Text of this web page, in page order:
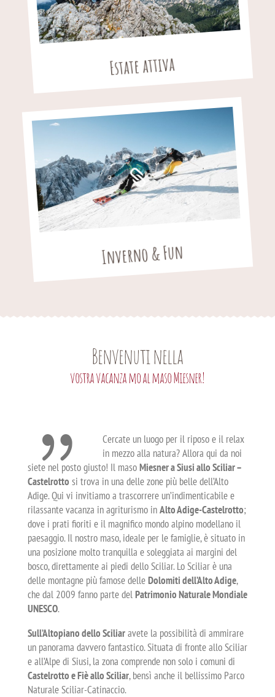
Estate attiva
Inverno & Fun
Benvenuti nella
vostra vacanza mo al maso Miesner!
Cercate un luogo per il riposo e il relax
in mezzo alla natura? Allora qui da noi
siete nel posto giusto! Il masoMiesner a Siusi allo Sciliar –
Castelrotto si trova in una delle zone più belle dell’Alto
Adige. Qui vi invitiamo a trascorrere un’indimenticabile e
rilassante vacanza in agriturismo inAlto Adige-Castelrotto;
dove i prati fioriti e il magnifico mondo alpino modellano il
paesaggio. Il nostro maso, ideale per le famiglie, è situato in
una posizione molto tranquilla e soleggiata ai margini del
bosco, direttamente ai piedi dello Sciliar. Lo Sciliar è una
delle montagne più famose delleDolomiti dell’Alto Adige,
che dal 2009 fanno parte delPatrimonio Naturale Mondiale
UNESCO.
Sull’Altopiano dello Sciliaravete la possibilità di ammirare
un panorama davvero fantastico. Situata di fronte allo Sciliar
e all’Alpe di Siusi, la zona comprende non solo i comuni di
Castelrotto e Fiè allo Sciliar, bensì anche il bellissimo Parco
Naturale Sciliar-Catinaccio.